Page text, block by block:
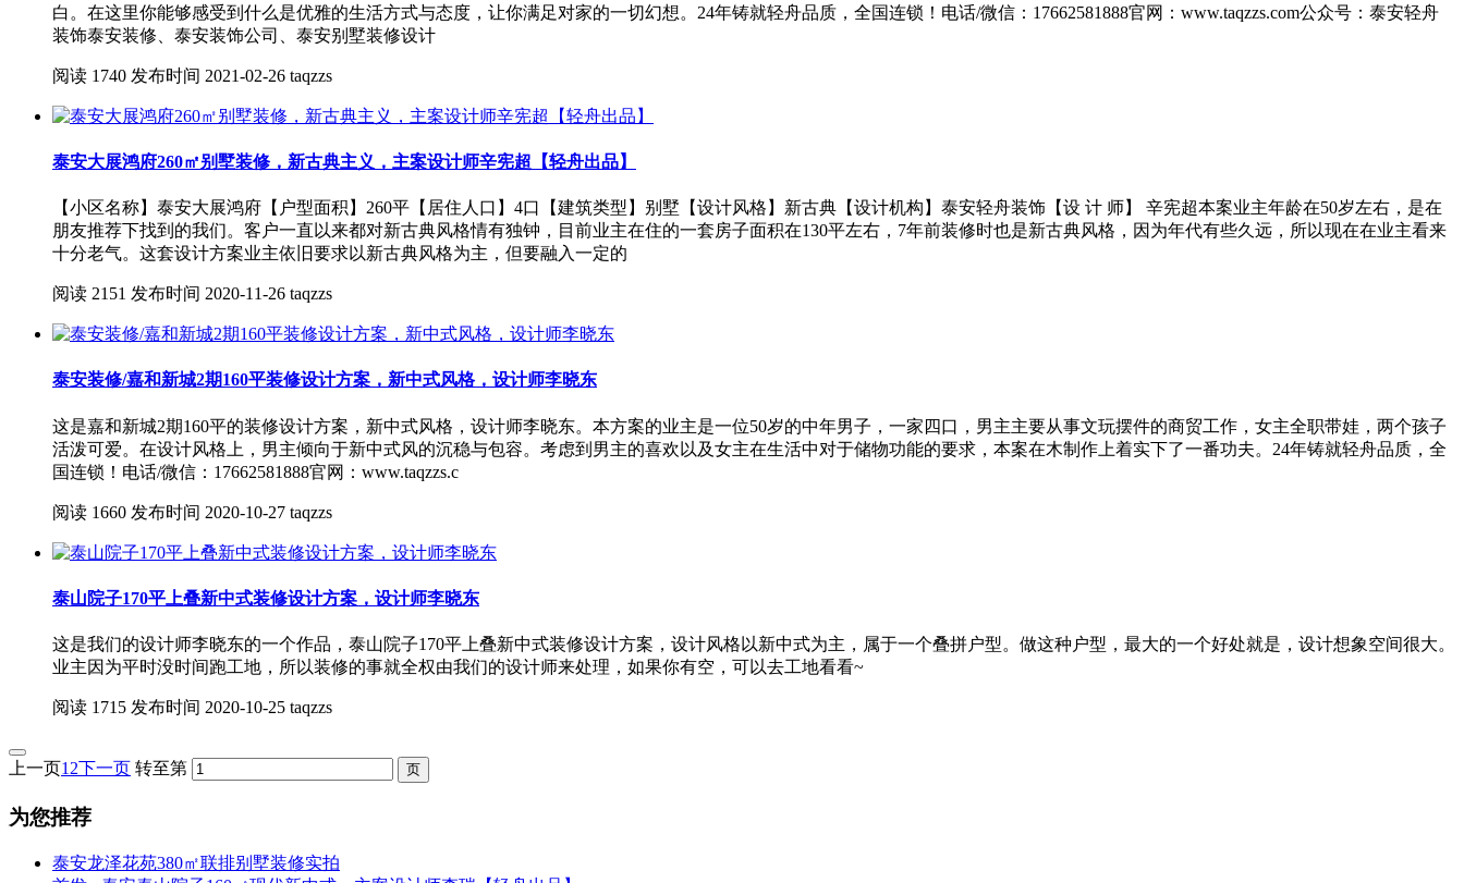
白。在这里你能够感受到什么是优雅的生活方式与态度，让你满足对家的一切幻想。24年铸就轻舟品质，全国连锁！电话/微信：17662581888官网：www.taqzzs.com公众号：泰安轻舟
装饰泰安装修、泰安装饰公司、泰安别墅装修设计
阅读 1740 发布时间 2021-02-26 taqzzs
泰安大展鸿府260㎡别墅装修，新古典主义，主案设计师辛宪超【轻舟出品】
【小区名称】泰安大展鸿府【户型面积】260平【居住人口】4口【建筑类型】别墅【设计风格】新古典【设计机构】泰安轻舟装饰【设 计 师】 辛宪超本案业主年龄在50岁左右，是在
朋友推荐下找到的我们。客户一直以来都对新古典风格情有独钟，目前业主在住的一套房子面积在130平左右，7年前装修时也是新古典风格，因为年代有些久远，所以现在在业主看来
十分老气。这套设计方案业主依旧要求以新古典风格为主，但要融入一定的
阅读 2151 发布时间 2020-11-26 taqzzs
泰安装修/嘉和新城2期160平装修设计方案，新中式风格，设计师李晓东
这是嘉和新城2期160平的装修设计方案，新中式风格，设计师李晓东。本方案的业主是一位50岁的中年男子，一家四口，男主主要从事文玩摆件的商贸工作，女主全职带娃，两个孩子
活泼可爱。在设计风格上，男主倾向于新中式风的沉稳与包容。考虑到男主的喜欢以及女主在生活中对于储物功能的要求，本案在木制作上着实下了一番功夫。24年铸就轻舟品质，全
国连锁！电话/微信：17662581888官网：www.taqzzs.c
阅读 1660 发布时间 2020-10-27 taqzzs
泰山院子170平上叠新中式装修设计方案，设计师李晓东
这是我们的设计师李晓东的一个作品，泰山院子170平上叠新中式装修设计方案，设计风格以新中式为主，属于一个叠拼户型。做这种户型，最大的一个好处就是，设计想象空间很大。
业主因为平时没时间跑工地，所以装修的事就全权由我们的设计师来处理，如果你有空，可以去工地看看~
阅读 1715 发布时间 2020-10-25 taqzzs
上一页1 2下一页 转至第
为您推荐
泰安龙泽花苑380㎡联排别墅装修实拍